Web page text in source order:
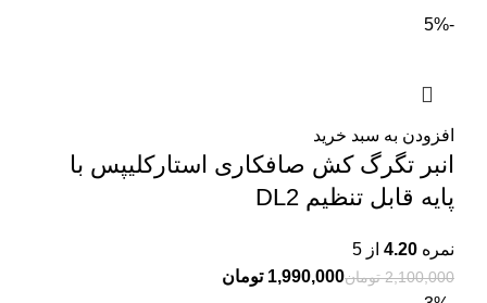
-5%
افزودن به سبد خرید
انبر تگرگ کش صافکاری استارکلیپس با
پایه قابل تنظیم DL2
نمره 4.20 از 5
2,100,000 تومان1,990,000 تومان